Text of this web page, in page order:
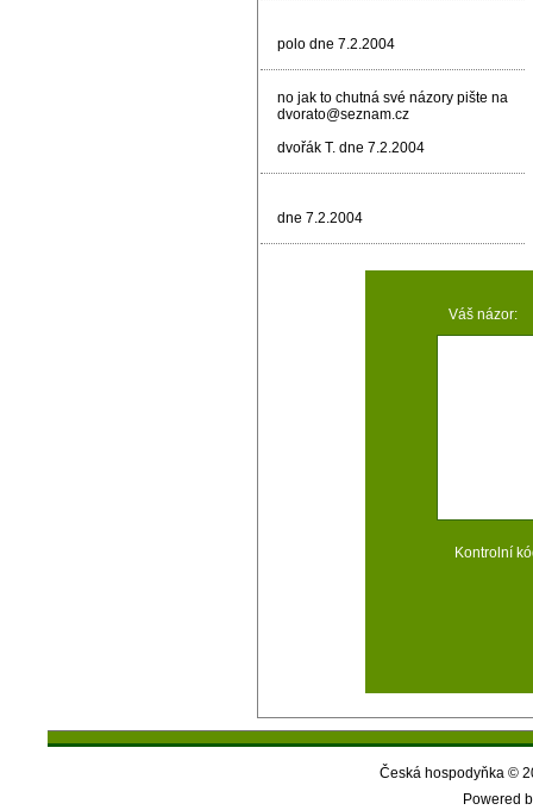
polo dne 7.2.2004
no jak to chutná své názory pište na
dvorato@seznam.cz
dvořák T. dne 7.2.2004
dne 7.2.2004
Váš názor:
Kontrolní
Česká hospodyňka ©
Powered